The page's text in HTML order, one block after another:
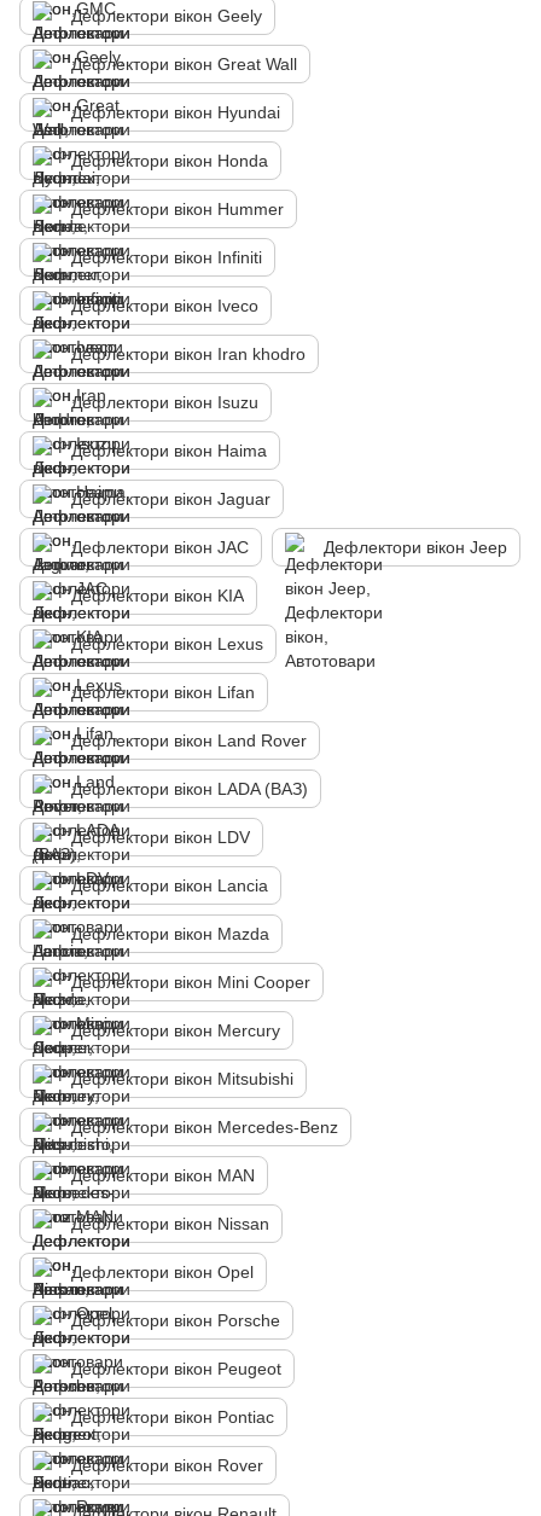
Дефлектори вікон Geely
Дефлектори вікон Great Wall
Дефлектори вікон Hyundai
Дефлектори вікон Honda
Дефлектори вікон Hummer
Дефлектори вікон Infiniti
Дефлектори вікон Iveco
Дефлектори вікон Iran khodro
Дефлектори вікон Isuzu
Дефлектори вікон Haima
Дефлектори вікон Jaguar
Дефлектори вікон JAC Дефлектори вікон Jeep
Дефлектори вікон KIA
Дефлектори вікон Lexus
Дефлектори вікон Lifan
Дефлектори вікон Land Rover
Дефлектори вікон LADA (ВАЗ)
Дефлектори вікон LDV
Дефлектори вікон Lancia
Дефлектори вікон Mazda
Дефлектори вікон Mini Cooper
Дефлектори вікон Mercury
Дефлектори вікон Mitsubishi
Дефлектори вікон Mercedes-Benz
Дефлектори вікон MAN
Дефлектори вікон Nissan
Дефлектори вікон Opel
Дефлектори вікон Porsche
Дефлектори вікон Peugeot
Дефлектори вікон Pontiac
Дефлектори вікон Rover